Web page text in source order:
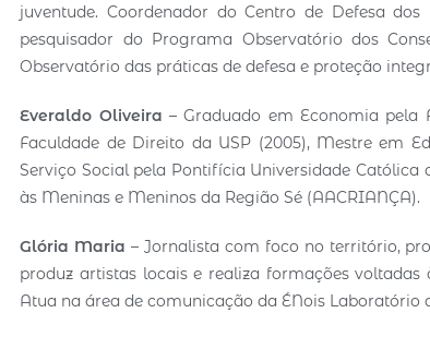
juventude. Coordenador do Centro de Defesa
pesquisador do Programa Observatório dos
Observatório das práticas de defesa e proteção
Everaldo Oliveira – Graduado em Economia pela
Faculdade de Direito da USP (2005), Mestre em
Serviço Social pela Pontifícia Universidade Católica
às Meninas e Meninos da Região Sé (AACRIANÇA).
Glória Maria – Jornalista com foco no território,
produz artistas locais e realiza formações
Atua na área de comunicação da ÉNois